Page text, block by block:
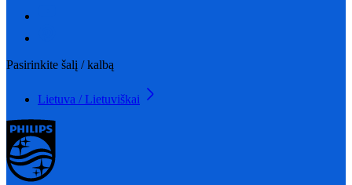
Pasirinkite šalį / kalbą
Lietuva / Lietuviškai